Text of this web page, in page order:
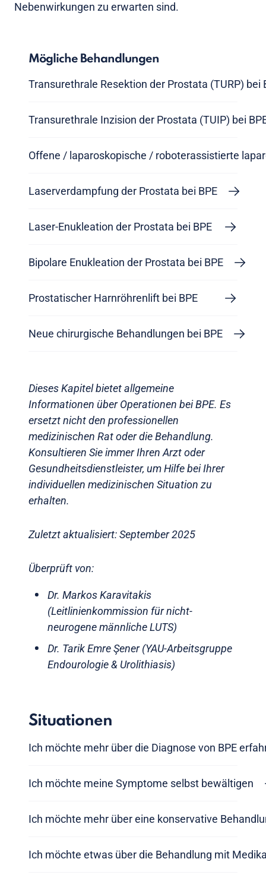
Nebenwirkungen zu erwarten sind.
Mögliche Behandlungen
Transurethrale Resektion der Prostata (TURP) bei
Transurethrale Inzision der Prostata (TUIP) bei
Offene / laparoskopische / roboterassistierte
Laserverdampfung der Prostata bei BPE
Laser-Enukleation der Prostata bei BPE
Bipolare Enukleation der Prostata bei BPE
Prostatischer Harnröhrenlift bei BPE
Neue chirurgische Behandlungen bei BPE
Dieses Kapitel bietet allgemeine
Informationen über Operationen bei BPE. Es
ersetzt nicht den professionellen
medizinischen Rat oder die Behandlung.
Konsultieren Sie immer Ihren Arzt oder
Gesundheitsdienstleister, um Hilfe bei Ihrer
individuellen medizinischen Situation zu
erhalten.
Zuletzt aktualisiert: September 2025
Überprüft von:
Dr. Markos Karavitakis
(Leitlinienkommission für nicht-
neurogene männliche LUTS)
Dr. Tarik Emre Şener (YAU-Arbeitsgruppe
Endourologie & Urolithiasis)
Situationen
Ich möchte mehr über die Diagnose von BPE
Ich möchte meine Symptome selbst bewältigen
Ich möchte mehr über eine konservative
Ich möchte etwas über die Behandlung mit